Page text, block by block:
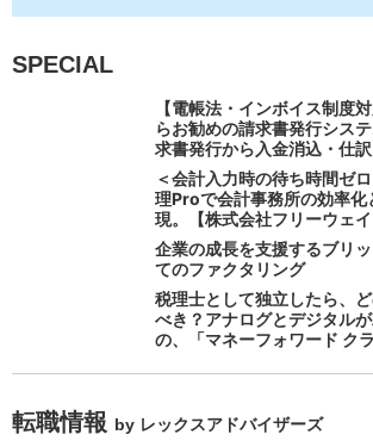
SPECIAL
【電帳法・インボイス制度
らお勧めの請求書発行シス
求書発行から入金消込・仕
システムで完結する 「請求
る
＜会計入力時の待ち時間ゼ
理Proで会計事務所の効率化
現。【株式会社フリーウェ
税理士法人（経理宅配便事業
企業の成長を支援するブリ
てのファクタリング
税理士として独立したら、
べき？アナログとデジタル
の、「マネーフォワード ク
転職情報 by レックスアドバイザーズ